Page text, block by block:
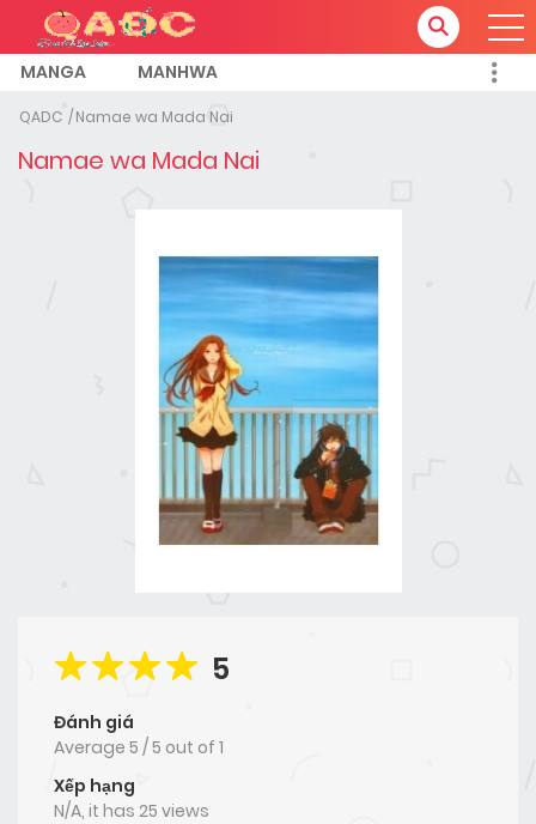
MANGA MANHWA
QADC Namae wa Mada Nai
Namae wa Mada Nai
5
Đánh giá
Average 5 /5 out of 1
Xếp hạng
N/A, it has 25 views